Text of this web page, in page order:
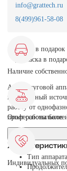
info@grattech.ru
8(499)961-58-08
Маска в подарок
Аргонодуговой
инверторный
работу от
профессиональное
Тип аппарата
Наличие
Опыт работы более
Индивидуальных